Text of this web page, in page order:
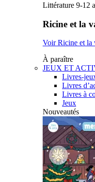
Littérature 9-12
Ricine et la
Voir Ricine et la
À paraître
JEUX ET
Livres-
Livres
Livres à
Jeux
Nouveautés